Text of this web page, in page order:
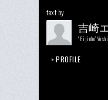
text by
吉崎
PROFILE